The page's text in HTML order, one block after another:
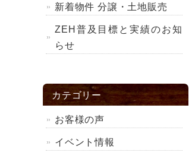
新着物件 分譲・土地販売
ZEH普及目標と実績のお知
らせ
カテゴリー
お客様の声
イベント情報